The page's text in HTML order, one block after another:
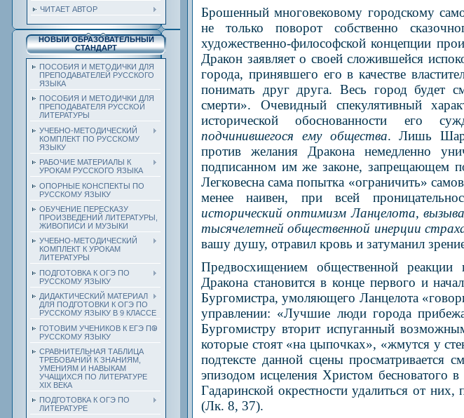
ЧИТАЕТ АВТОР
НОВЫЙ ОБРАЗОВАТЕЛЬНЫЙ
СТАНДАРТ
ПОСОБИЯ И МЕТОДИЧКИ ДЛЯ
ПРЕПОДАВАТЕЛЕЙ РУССКОГО
ЯЗЫКА
ПОСОБИЯ И МЕТОДИЧКИ ДЛЯ
ПРЕПОДАВАТЕЛЯ РУССКОЙ
ЛИТЕРАТУРЫ
УЧЕБНО-МЕТОДИЧЕСКИЙ
КОМПЛЕКТ ПО РУССКОМУ
ЯЗЫКУ
РАБОЧИЕ МАТЕРИАЛЫ К
УРОКАМ РУССКОГО ЯЗЫКА
ОПОРНЫЕ КОНСПЕКТЫ ПО
РУССКОМУ ЯЗЫКУ
ОБУЧЕНИЕ ПЕРЕСКАЗУ
ПРОИЗВЕДЕНИЙ ЛИТЕРАТУРЫ,
ЖИВОПИСИ И МУЗЫКИ
УЧЕБНО-МЕТОДИЧЕСКИЙ
КОМПЛЕКТ К УРОКАМ
ЛИТЕРАТУРЫ
ПОДГОТОВКА К ОГЭ ПО
РУССКОМУ ЯЗЫКУ
ДИДАКТИЧЕСКИЙ МАТЕРИАЛ
ДЛЯ ПОДГОТОВКИ К ОГЭ ПО
РУССКОМУ ЯЗЫКУ В 9 КЛАССЕ
ГОТОВИМ УЧЕНИКОВ К ЕГЭ ПО
РУССКОМУ ЯЗЫКУ
СРАВНИТЕЛЬНАЯ ТАБЛИЦА
ТРЕБОВАНИЙ К ЗНАНИЯМ,
УМЕНИЯМ И НАВЫКАМ
УЧАЩИХСЯ ПО ЛИТЕРАТУРЕ
ХIХ ВЕКА
ПОДГОТОВКА К ОГЭ ПО
ЛИТЕРАТУРЕ
Брошенный многовековому городскому
не только поворот собственно
художественно-философской концепции
Дракон заявляет о своей сложившейся
города, принявшего его в качестве
понимать друг друга. Весь город будет
смерти». Очевидный спекулятивный
исторической обоснованности его
подчинившегося ему общества. Лишь
против желания Дракона немедленно
подписанном им же законе, запрещающем
Легковесна сама попытка «ограничить»
менее наивен, при всей
исторический оптимизм Ланцелота,
тысячелетней общественной инерции
вашу душу, отравил кровь и затуманил
Предвосхищением общественной реакции
Дракона становится в конце первого и
Бургомистра, умоляющего Ланцелота
управлении: «Лучшие люди города
Бургомистру вторит испуганный
которые стоят «на цыпочках», «жмутся у
подтексте данной сцены просматривается
эпизодом исцеления Христом бесноватого
Гадаринской окрестности удалиться от
(Лк. 8, 37).